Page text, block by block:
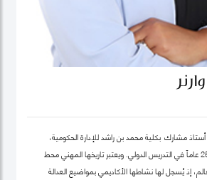
مشارك بكلية محمد بن راشد للإدارة الحكومية،
وتتمتع بخبرة تمتد لأكثر من 25 عاماً في التدريس الدولي. ويعتبر تاريخها المهني محط
إذ يُسجل لها نشاطها الأكاديمي بمواضيع العدالة